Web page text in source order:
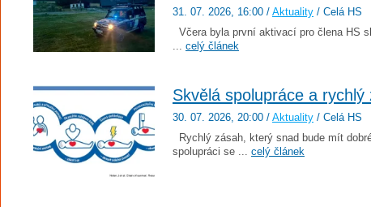
31. 07. 2026, 16:00 / Aktuality / Celá HS
Včera byla první aktivací pro člena HS
... celý článek
Skvělá spolupráce a
30. 07. 2026, 20:00 / Aktuality / Celá HS
Rychlý zásah, který snad bude mít
spolupráci se ... celý článek